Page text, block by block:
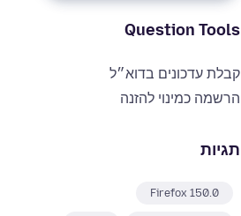
Question Tools
קבלת עדכונים בדוא״ל
הרשמה כמינוי להזנה
תגיות
Firefox 150.0